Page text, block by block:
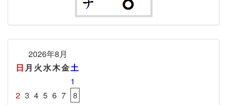
2026年8月
日 月 火水木金土
1
2 3 4 5 6 7
8